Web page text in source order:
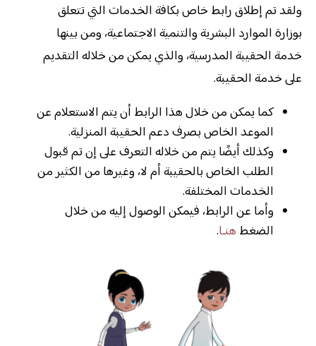
ولقد تم إطلاق رابط خاص بكافة الخدمات التي تتعلق
بوزارة الموارد البشرية والتنمية الاجتماعية، ومن بينها
خدمة الحقيبة المدرسية، والذي يمكن من خلاله التقديم
على خدمة الحقيبة.
كما يمكن من خلال هذا الرابط أن يتم الاستعلام عن
الموعد الخاص بصرف دعم الحقيبة المنزلية.
وكذلك أيضًا يتم من خلاله التعرف على إن تم قبول
الطلب الخاص بالحقيبة أم لا، وغيرها من الكثير من
الخدمات المختلفة.
وأما عن الرابط، فيمكن الوصول إليه من خلال
الضغط هنـا.